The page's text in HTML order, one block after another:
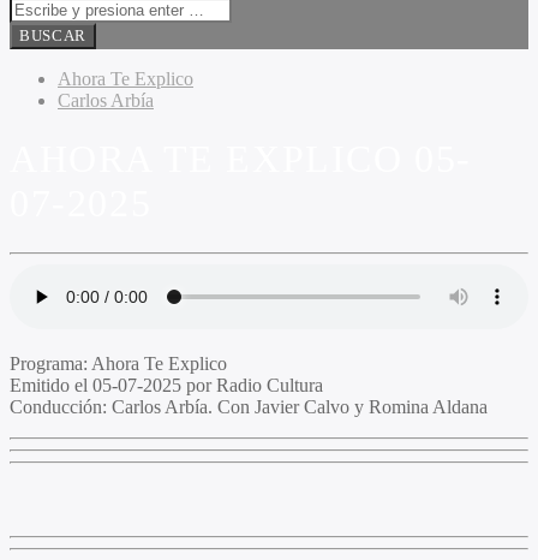
Ahora Te Explico
Carlos Arbía
Programa: Ahora Te Explico
Emitido el 05-07-2025 por Radio Cultura
Conducción: Carlos Arbía. Con Javier Calvo y Romina Aldana